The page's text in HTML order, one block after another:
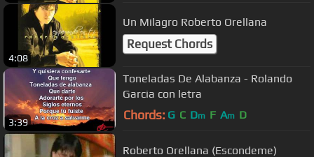
4:08
Un Milagro Roberto Orellana
Request Chords
3:39
Toneladas De Alabanza - Rolando
Garcia con letra
Chords: G C Dm F Am D
Roberto Orellana (Escondeme)